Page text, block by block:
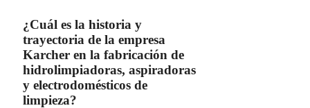
¿Cuál es la historia y
trayectoria de la empresa
Karcher en la fabricación de
hidrolimpiadoras, aspiradoras
y electrodomésticos de
limpieza?